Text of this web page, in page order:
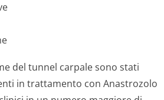
del tunnel carpale sono stati
in trattamento con Anastrozolo